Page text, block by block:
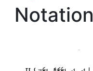
Notation